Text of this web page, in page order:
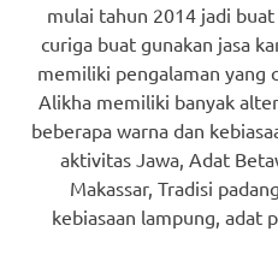
here
replica
watches.
favorite
replica
mulai tahun 2014 jadi
curiga buat gunakan jasa
memiliki pengalaman yang
Alikha memiliki banyak
beberapa warna dan
aktivitas Jawa, Adat
Makassar, Tradisi
kebiasaan lampung, adat